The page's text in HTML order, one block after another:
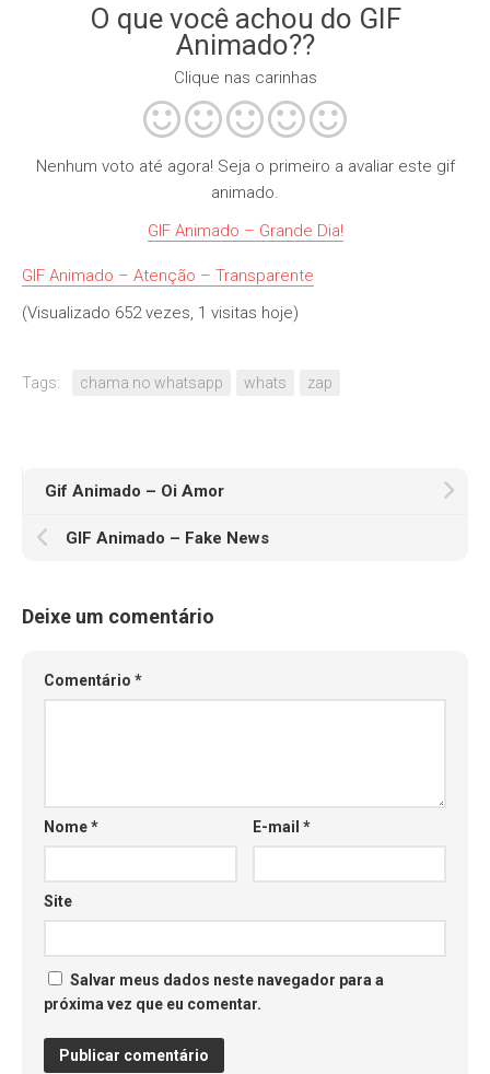
O que você achou do GIF
Animado??
Clique nas carinhas
Nenhum voto até agora! Seja o primeiro a avaliar este gif
animado.
GIF Animado – Grande Dia!
GIF Animado – Atenção – Transparente
(Visualizado 652 vezes, 1 visitas hoje)
Tags: chama no whatsapp whats zap
Gif Animado – Oi Amor
GIF Animado – Fake News
Deixe um comentário
Comentário *
Nome* E-mail*
Site
Salvar meus dados neste navegador para a
próxima vez que eu comentar.